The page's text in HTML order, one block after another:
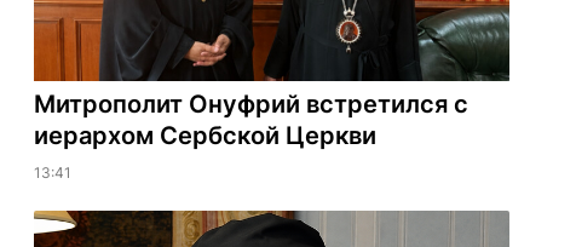
Митрополит Онуфрий встретился с
иерархом Сербской Церкви
13:41